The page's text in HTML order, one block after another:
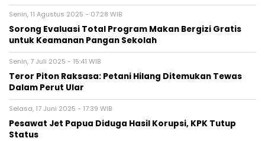
Senin, 11 Agustus 2025 - 07:28 WIB
Sorong Evaluasi Total Program Makan Bergizi Gratis
untuk Keamanan Pangan Sekolah
Senin, 7 Juli 2025 - 15:41 WIB
Teror Piton Raksasa: Petani Hilang Ditemukan Tewas
Dalam Perut Ular
Selasa, 17 Juni 2025 - 17:39 WIB
Pesawat Jet Papua Diduga Hasil Korupsi, KPK Tutup
Status